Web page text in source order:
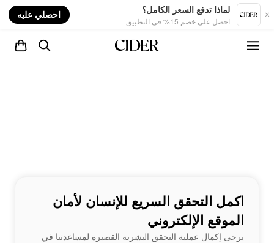
لماذا تدفع السعر الكامل؟
احصل على خصم 15% في التطبيق
احصلي عليه
اكمل التحقق السريع للإنسان لأمان
الموقع الإلكتروني
يرجى إكمال عملية التحقق البشرية القصيرة لمساعدتنا في